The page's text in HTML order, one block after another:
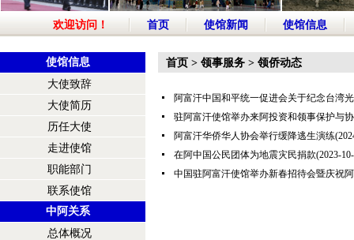
欢迎访问！ 首页 使馆新闻 使馆信息
使馆信息
大使致辞
大使简历
历任大使
走进使馆
职能部门
联系使馆
中阿关系
总体概况
首页 > 领事服务 > 领侨动态
阿富汗中国和平统一促进会关于纪念台湾
驻阿富汗使馆举办来阿投资和领事保护与
阿富汗华侨华人协会举行缓降逃生演练
在阿中国公民团体为地震灾民捐款(2023-
中国驻阿富汗使馆举办新春招待会暨庆祝